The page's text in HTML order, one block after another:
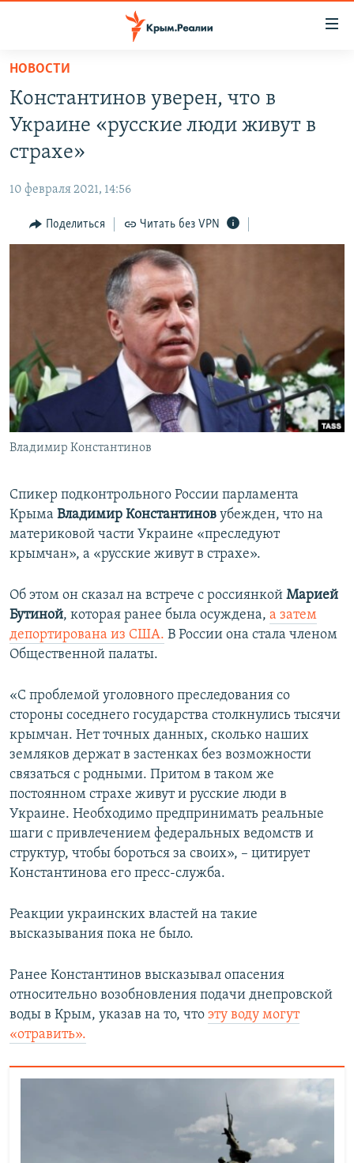
Вернуться
основному
содержанию
Вернутся
главной
навигации
Вернутся
11 ЛЕТ ОККУПАЦИИ КРЫМА. 11 ИСТОРИЙ СОПРОТИВЛЕНИЯ
ВОДА
ЕЩЕ
ИНТЕРАКТИВ
ТЕЛЕПРОЕКТ КРЫМ.РЕАЛИИ
СОВЕТЫ ПРАВОЗАЩИТНИКОВ
ПРОПАВШИЕ БЕЗ ВЕСТИ
ПОБЕДИТЕЛЕЙ НЕ СУДЯТ?
КРЫМ.НЕПОКОРЕННЫЙ
ELIFBE
УКРАИНСКАЯ ПРОБЛЕМА КРЫМА
РАДІО СВОБОДА
КАК ОБОЙТИ БЛОКИРОВКУ
ПРИСОЕДИНЯЙТЕСЬ!
НОВОСТИ
Константинов уверен, что в
Украине «русские люди живут в
страхе»
10 февраля 2021, 14:56
Поделиться Читать без VPN
Владимир Константинов
Спикер подконтрольного России парламента
Крыма Владимир Константинов убежден, что на
материковой части Украине «преследуют
крымчан», а «русские живут в страхе».
Об этом он сказал на встрече с россиянкой Марией
Бутиной, которая ранее была осуждена, а затем
депортирована из США. В России она стала членом
Общественной палаты.
«С проблемой уголовного преследования со
стороны соседнего государства столкнулись тысячи
крымчан. Нет точных данных, сколько наших
земляков держат в застенках без возможности
связаться с родными. Притом в таком же
постоянном страхе живут и русские люди в
Украине. Необходимо предпринимать реальные
шаги с привлечением федеральных ведомств и
структур, чтобы бороться за своих», – цитирует
Константинова его пресс-служба.
Реакции украинских властей на такие
высказывания пока не было.
Ранее Константинов высказывал опасения
относительно возобновления подачи днепровской
воды в Крым, указав на то, что эту воду могут
«отравить».